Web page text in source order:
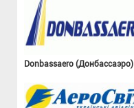
Donbassaero (Донбассаэро)